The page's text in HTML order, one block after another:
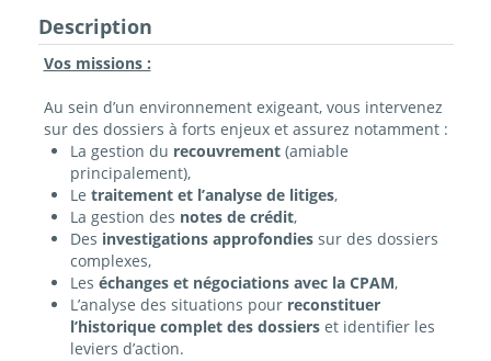
Description
Vos missions :
Au sein d’un environnement exigeant, vous intervenez
sur des dossiers à forts enjeux et assurez notamment :
La gestion du recouvrement(amiable
principalement),
Le traitement et l’analyse de litiges,
La gestion des notes de crédit,
Des investigations approfondiessur des dossiers
complexes,
Les échanges et négociations avec la CPAM,
L’analyse des situations pour reconstituer
l’historique complet des dossierset identifier les
leviers d’action.